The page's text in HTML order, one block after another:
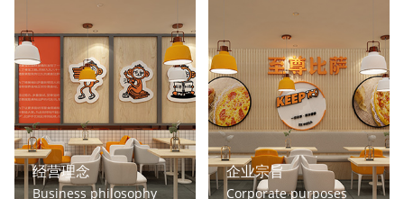
经营理念
Business philosophy
企业宗旨
Corporate purposes